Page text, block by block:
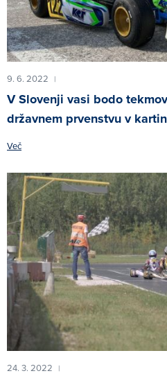
9. 6. 2022 |
V Slovenji vasi bodo
državnem prvenstvu v
Več
24. 3. 2022 |